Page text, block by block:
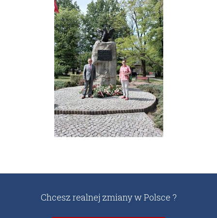
Chcesz realnej zmiany w Polsce ?